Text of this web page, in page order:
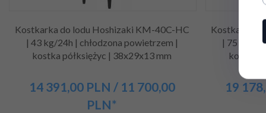
Kostkarka do lodu Hoshizaki KM-40C-HC
| 43 kg/24h | chłodzona powietrzem |
kostka półksiężyc | 38x29x13 mm
14 391,00PLN / 11 700,00
PLN*
Kostkarka
| 75 kg/
kostka
19 178,